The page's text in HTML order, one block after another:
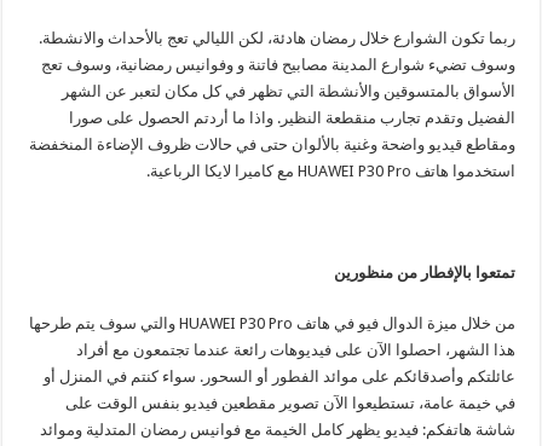
ربما تكون الشوارع خلال رمضان هادئة، لكن الليالي تعج بالأحداث والانشطة.
وسوف تضيء شوارع المدينة مصابيح فاتنة و وفوانيس رمضانية، وسوف تعج
الأسواق بالمتسوقين والأنشطة التي تظهر في كل مكان لتعبر عن الشهر
الفضيل وتقدم تجارب منقطعة النظير. واذا ما أردتم الحصول على صورا
ومقاطع قيديو واضحة وغنية بالألوان حتى في حالات ظروف الإضاءة المنخفضة
استخدموا هاتف HUAWEI P30 Pro مع كاميرا لايكا الرباعية.
تمتعوا بالإفطار من منظورين
من خلال ميزة الدوال فيو في هاتف HUAWEI P30 Pro والتي سوف يتم طرحها
هذا الشهر، احصلوا الآن على فيديوهات رائعة عندما تجتمعون مع أفراد
عائلتكم وأصدقائكم على موائد الفطور أو السحور. سواء كنتم في المنزل أو
في خيمة عامة، تستطيعوا الآن تصوير مقطعين فيديو بنفس الوقت على
شاشة هاتفكم: فيديو يظهر كامل الخيمة مع فوانيس رمضان المتدلية وموائد